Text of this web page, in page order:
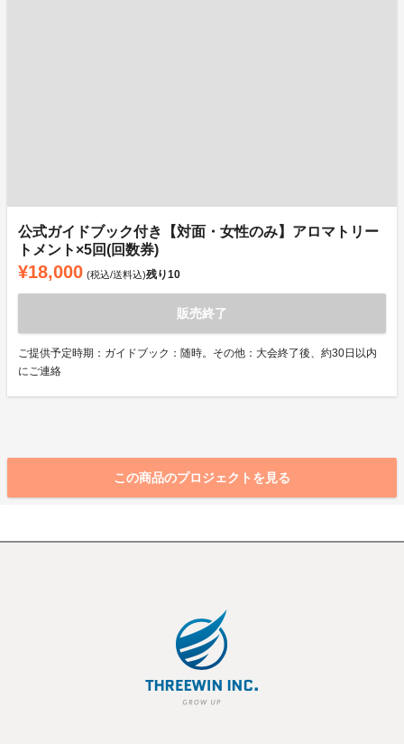
公式ガイドブック付き【対面・女性のみ】アロマトリー
トメント×5回(回数券)
¥18,000 (税込/送料込)残り10
販売終了
ご提供予定時期：ガイドブック：随時。その他：大会終了後、約30日以内
にご連絡
この商品のプロジェクトを見る